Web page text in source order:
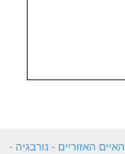
האיים האזוריים - נורבגיה -